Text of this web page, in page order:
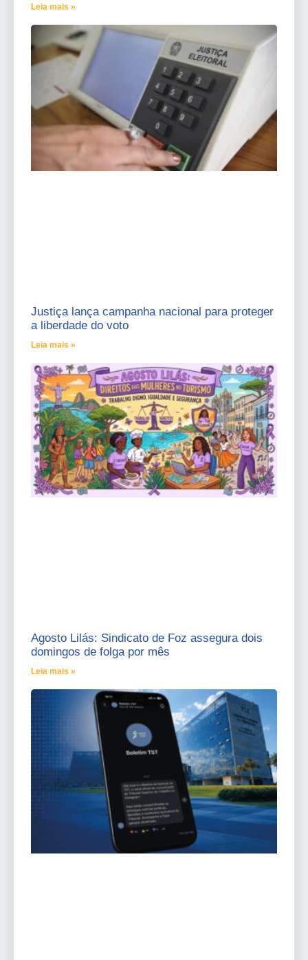
Leia mais »
Justiça lança campanha nacional para proteger
a liberdade do voto
Leia mais »
Agosto Lilás: Sindicato de Foz assegura dois
domingos de folga por mês
Leia mais »